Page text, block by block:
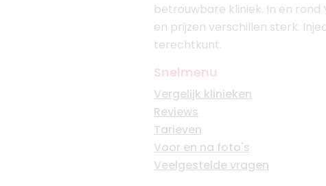
betrouwbare kliniek. In en rond
en prijzen verschillen sterk.
terechtkunt.
Snelmenu
Vergelijk klinieken
Reviews
Tarieven
Voor en na foto's
Veelgestelde vragen